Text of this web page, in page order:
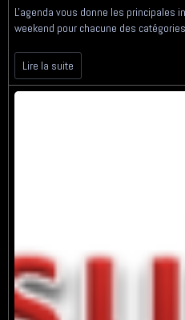
L'agenda vous donne les principales
weekend pour chacune des
Lire la suite